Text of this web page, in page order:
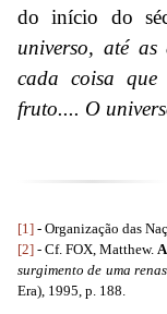
do início do
universo, até as
cada coisa
fruto.... O
[1] - Organização das
[2] - Cf. FOX, Matthew.
surgimento de uma
Era), 1995, p. 188.